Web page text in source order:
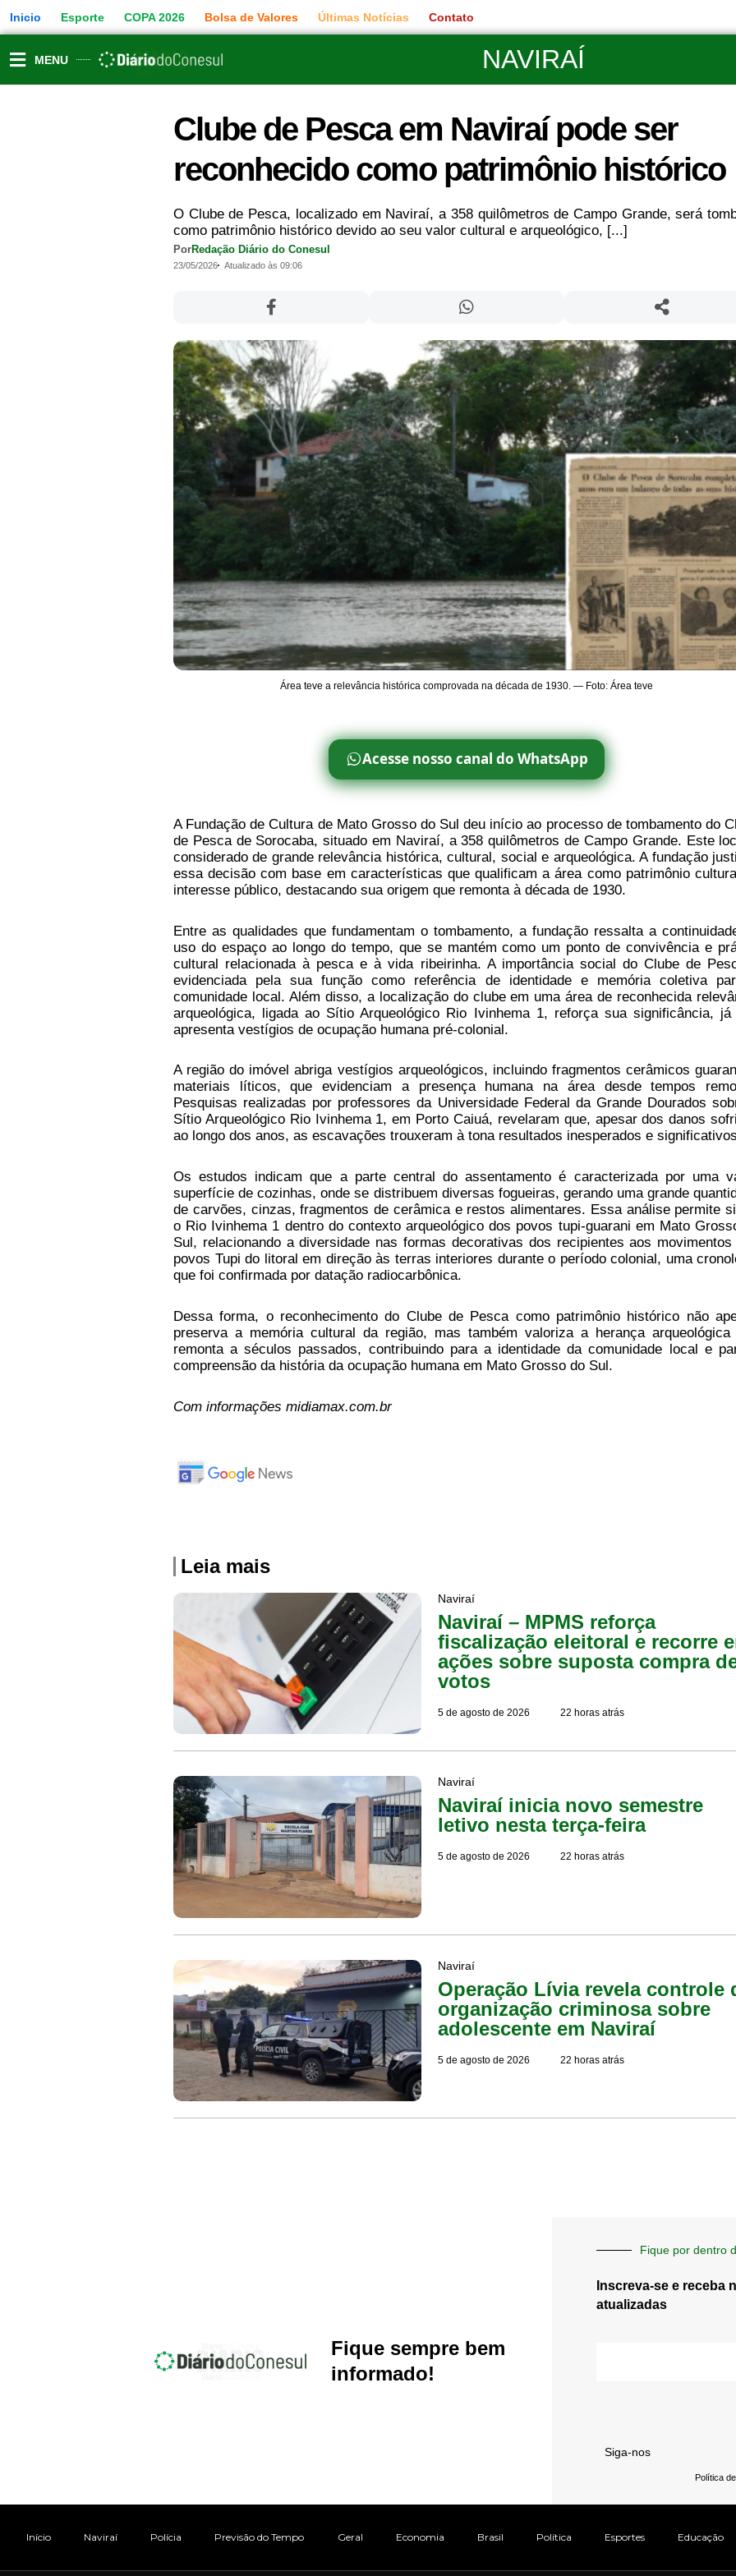
para
o
conteúdo
Inicio Esporte COPA 2026 Bolsa de Valores Últimas Notícias Contato
MENU NAVIRAÍ
Clube de Pesca em Naviraí pode ser
reconhecido como patrimônio histórico
O Clube de Pesca, localizado em Naviraí, a 358 quilômetros de Campo Grande, será
como patrimônio histórico devido ao seu valor cultural e arqueológico, [...]
PorRedação Diário do Conesul
23/05/2026 Atualizado às 09:06
Área teve a relevância histórica comprovada na década de 1930. — Foto: Área teve
Acesse nosso canal do WhatsApp
A Fundação de Cultura de Mato Grosso do Sul deu início ao processo de tombamento do
de Pesca de Sorocaba, situado em Naviraí, a 358 quilômetros de Campo Grande. Este
considerado de grande relevância histórica, cultural, social e arqueológica. A fundação
essa decisão com base em características que qualificam a área como patrimônio
interesse público, destacando sua origem que remonta à década de 1930.
Entre as qualidades que fundamentam o tombamento, a fundação ressalta a
uso do espaço ao longo do tempo, que se mantém como um ponto de convivência e
cultural relacionada à pesca e à vida ribeirinha. A importância social do Clube de
evidenciada pela sua função como referência de identidade e memória coletiva
comunidade local. Além disso, a localização do clube em uma área de reconhecida
arqueológica, ligada ao Sítio Arqueológico Rio Ivinhema 1, reforça sua significância, já
apresenta vestígios de ocupação humana pré-colonial.
A região do imóvel abriga vestígios arqueológicos, incluindo fragmentos cerâmicos
materiais líticos, que evidenciam a presença humana na área desde tempos
Pesquisas realizadas por professores da Universidade Federal da Grande Dourados
Sítio Arqueológico Rio Ivinhema 1, em Porto Caiuá, revelaram que, apesar dos danos
ao longo dos anos, as escavações trouxeram à tona resultados inesperados e
Os estudos indicam que a parte central do assentamento é caracterizada por uma
superfície de cozinhas, onde se distribuem diversas fogueiras, gerando uma grande
de carvões, cinzas, fragmentos de cerâmica e restos alimentares. Essa análise permite
o Rio Ivinhema 1 dentro do contexto arqueológico dos povos tupi-guarani em Mato
Sul, relacionando a diversidade nas formas decorativas dos recipientes aos movimentos
povos Tupi do litoral em direção às terras interiores durante o período colonial, uma
que foi confirmada por datação radiocarbônica.
Dessa forma, o reconhecimento do Clube de Pesca como patrimônio histórico não
preserva a memória cultural da região, mas também valoriza a herança arqueológica
remonta a séculos passados, contribuindo para a identidade da comunidade local e
compreensão da história da ocupação humana em Mato Grosso do Sul.
Com informações midiamax.com.br
Leia mais
Naviraí
Naviraí – MPMS reforça
fiscalização eleitoral e recorre
ações sobre suposta compra
votos
5 de agosto de 2026 22 horas atrás
Naviraí
Naviraí inicia novo semestre
letivo nesta terça-feira
5 de agosto de 2026 22 horas atrás
Naviraí
Operação Lívia revela controle
organização criminosa sobre
adolescente em Naviraí
5 de agosto de 2026 22 horas atrás
Fique sempre bem
informado!
Fique por dentro
Inscreva-se e receba
atualizadas
Siga-nos
Política
Início Naviraí Polícia Previsão do Tempo Geral Economia Brasil Política Esportes Educação